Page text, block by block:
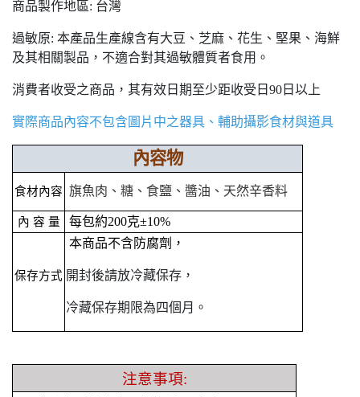
商品製作地區: 台灣
過敏原: 本產品生產線含有大豆、芝麻、花生、堅果、海鮮
及其相關製品，不適合對其過敏體質者食用。
消費者收受之商品，其有效日期至少距收受日90日以上
實際商品內容不包含圖片中之器具、輔助攝影食材與道具
內容物
食材內容 旗魚肉、糖、食鹽、醬油、天然辛香料
內 容 量 每包約200克±10%
保存方式
本商品不含防腐劑，
開封後請放冷藏保存，
冷藏保存期限為四個月。
注意事項: